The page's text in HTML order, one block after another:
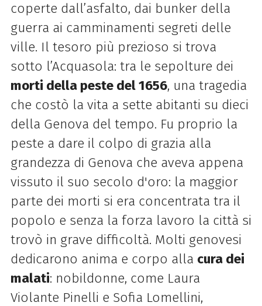
coperte dall’asfalto, dai bunker della
guerra ai camminamenti segreti delle
ville. Il tesoro più prezioso si trova
sotto l’Acquasola: tra le sepolture dei
morti della peste del 1656, una tragedia
che costò la vita a sette abitanti su dieci
della Genova del tempo. Fu proprio la
peste a dare il colpo di grazia alla
grandezza di Genova che aveva appena
vissuto il suo secolo d'oro: la maggior
parte dei morti si era concentrata tra il
popolo e senza la forza lavoro la città si
trovò in grave difficoltà. Molti genovesi
dedicarono anima e corpo alla cura dei
malati: nobildonne, come Laura
Violante Pinelli e Sofia Lomellini,